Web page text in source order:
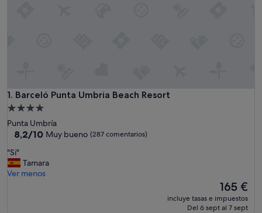
1. Barceló Punta Umbria Beach Resort
Barceló Punta Umbria Beach Resort
Alojamiento
de
4.0 estrellas
Punta Umbría
8.2
10,
Muy
bueno,
8,2/10 Muy bueno (287 comentarios)
"
S
i
"Si"
Tamara
Ver menos
El
precio
actual
165 €
incluye tasas e impuestos
Del 6 sept al 7 sept